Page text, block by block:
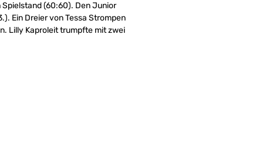
(60:60). Den Junior
Ein Dreier von Tessa Strompen
Lilly Kaproleit trumpfte mit zwei